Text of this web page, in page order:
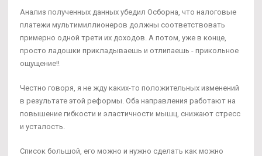
Анализ полученных данных убедил Осборна, что налоговые
платежи мультимиллионеров должны соответствовать
примерно одной трети их доходов. А потом, уже в конце,
просто ладошки прикладываешь и отлипаешь - прикольное
ощущение!!
Честно говоря, я не жду каких-то положительных изменений
в результате этой реформы. Оба направления работают на
повышение гибкости и эластичности мышц, снижают стресс
и усталость.
Список большой, его можно и нужно сделать как можно